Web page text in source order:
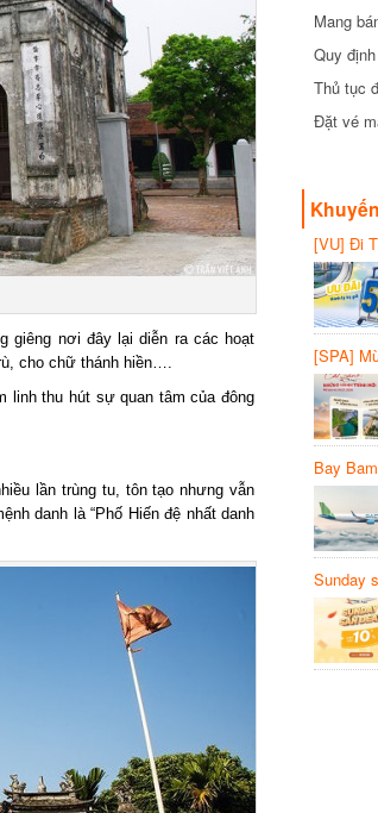
giêng nơi đây lại diễn ra các hoạt
cho chữ thánh hiền….
thu hút sự quan tâm của đông
lần trùng tu, tôn tạo nhưng vẫn
danh là “Phố Hiến đệ nhất danh
Mang
Quy
Thủ tục
Đặt vé
[VU] Đi
giảm
[SPA]
20%
Bay
Sunday